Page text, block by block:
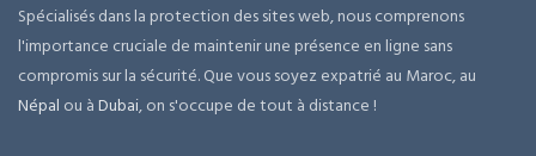
Spécialisés dans la protection des sites web, nous comprenons
l'importance cruciale de maintenir une présence en ligne sans
compromis sur la sécurité. Que vous soyez expatrié au Maroc, au
Népal ou àDubai, on s'occupe de tout à distance !